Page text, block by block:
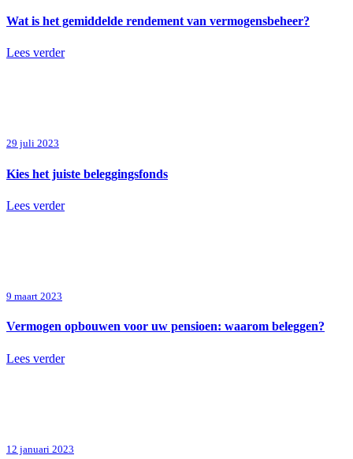
Wat is het gemiddelde rendement van vermogensbeheer?
Lees verder
29 juli 2023
Kies het juiste beleggingsfonds
Lees verder
9 maart 2023
Vermogen opbouwen voor uw pensioen: waarom beleggen?
Lees verder
12 januari 2023